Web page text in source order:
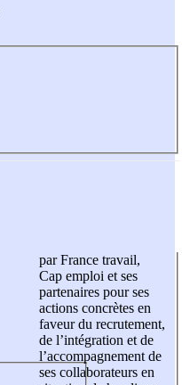
par France travail,
Cap emploi et ses
partenaires pour ses
actions concrètes en
faveur du recrutement,
de l’intégration et de
l’accompagnement de
ses collaborateurs en